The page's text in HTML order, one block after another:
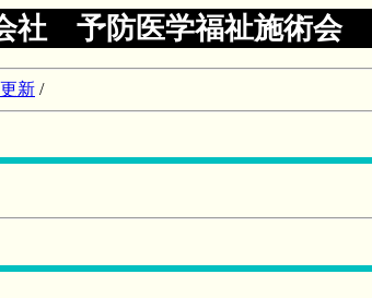
社 予防医学福祉施術会
新 /